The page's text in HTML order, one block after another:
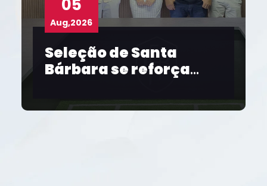
Aug,2026
Seleção de Santa
Bárbara se reforça
2026